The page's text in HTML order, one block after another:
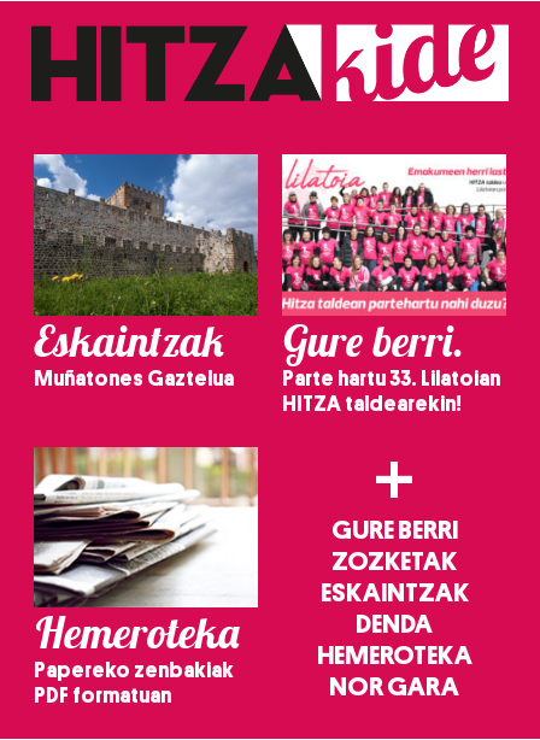
Eskaintzak
Muñatones Gaztelua
Gure berri.
Parte hartu 33. Lilatoian
HITZA taldearekin!
Hemeroteka
Papereko zenbakiak
PDF formatuan
+
GURE BERRI
ZOZKETAK
ESKAINTZAK
DENDA
HEMEROTEKA
NOR GARA